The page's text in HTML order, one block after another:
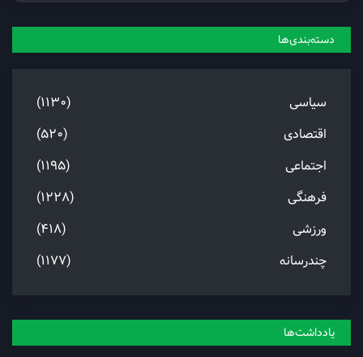
دسته‌بندی‌ها
سیاسی
(1130)
اقتصادی
(520)
اجتماعی
(1195)
فرهنگی
(1228)
ورزشی
(418)
چندرسانه
(1177)
یادداشت‌ها